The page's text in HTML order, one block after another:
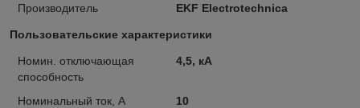
Производитель EKF Electrotechnica
Пользовательские характеристики
Номин. отключающая
способность
4,5, кА
Номинальный ток, А
10